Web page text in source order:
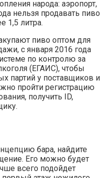
народа: аэропорт,
нельзя продавать пиво
1,5 литра.
пиво оптом для
с января 2016 года
по контролю за
(ЕГАИС), чтобы
партий у поставщиков и
пройти регистрацию
получить ID,
бара, найдите
Его можно будет
всего подойдет